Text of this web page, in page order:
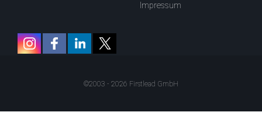
Impressum
©2003 - 2026 Firstlead GmbH